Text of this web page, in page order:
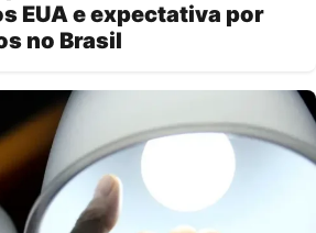
EUA e expectativa por
no Brasil